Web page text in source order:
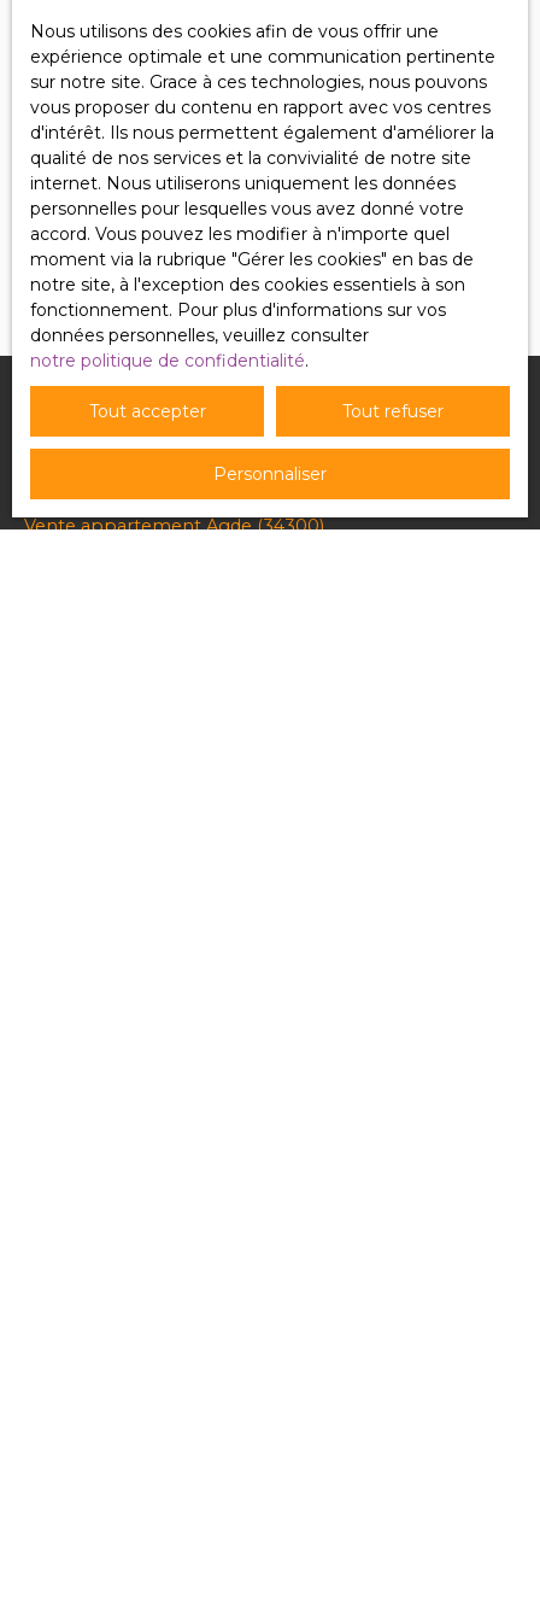
adressé à :
Société Worldline, Service Bloctel, CS 61311, 41013
BLOIS CEDEX.
Pour en savoir plus sur le traitement de vos
données personnelles, veuillez consulter notre
politique de confidentialité.
Recevoir des annonces
Je recherche un bien
Vente appartement Agde (34300)
Nous utilisons des cookies afin de vous offrir une
expérience optimale et une communication pertinente
sur notre site. Grace à ces technologies, nous pouvons
vous proposer du contenu en rapport avec vos centres
d'intérêt. Ils nous permettent également d'améliorer la
qualité de nos services et la convivialité de notre site
internet. Nous utiliserons uniquement les données
personnelles pour lesquelles vous avez donné votre
accord. Vous pouvez les modifier à n'importe quel
moment via la rubrique ″Gérer les cookies″ en bas de
notre site, à l'exception des cookies essentiels à son
fonctionnement. Pour plus d'informations sur vos
données personnelles, veuillez consulter
notre politique de confidentialité.
Tout accepter Tout refuser
Personnaliser